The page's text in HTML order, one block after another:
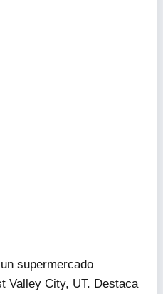
supermercado
Valley City, UT. Destaca